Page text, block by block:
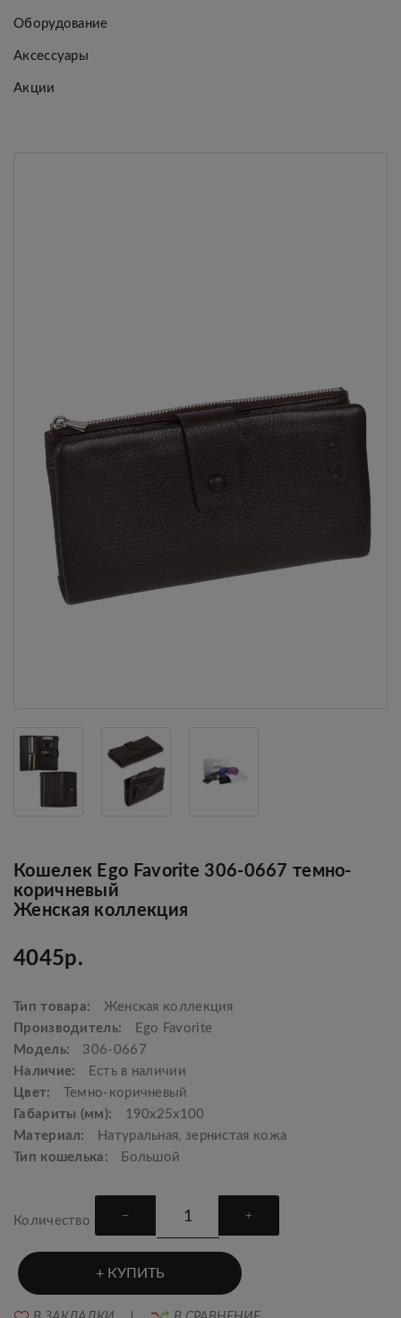
Оборудование
Аксессуары
Акции
Кошелек Ego Favorite 306-0667 темно-
коричневый
Женская коллекция
4045р.
Тип товара:
Женская коллекция
Производитель:
Ego Favorite
Модель:
306-0667
Наличие:
Есть в наличии
Цвет:
Темно-коричневый
Габариты (мм):
190x25x100
Материал:
Натуральная, зернистая кожа
Тип кошелька:
Большой
Количество
КУПИТЬ